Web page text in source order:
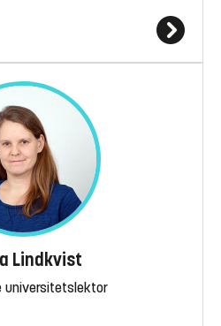
Lindkvist
universitetslektor